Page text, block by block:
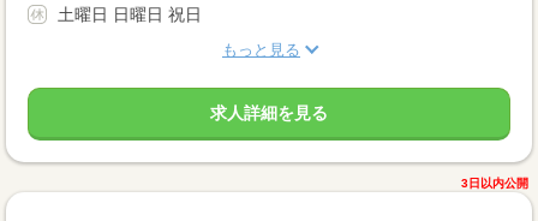
土曜日 日曜日 祝日
もっと見る
求人詳細を見る
3日以内公開